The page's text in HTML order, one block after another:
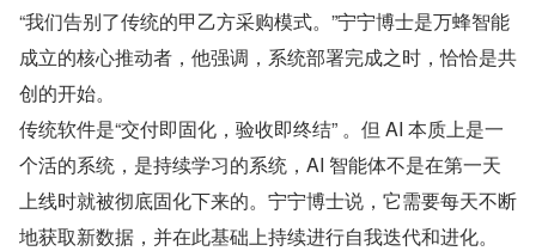
“我们告别了传统的甲乙方采购模式。”宁宁博士是万蜂智能
成立的核心推动者，他强调，系统部署完成之时，恰恰是共
创的开始。
传统软件是“交付即固化，验收即终结” 。但 AI 本质上是一
个活的系统，是持续学习的系统，AI 智能体不是在第一天
上线时就被彻底固化下来的。宁宁博士说，它需要每天不断
地获取新数据，并在此基础上持续进行自我迭代和进化。